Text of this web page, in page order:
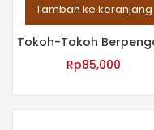
Tambah ke keranjang
Rp85,000